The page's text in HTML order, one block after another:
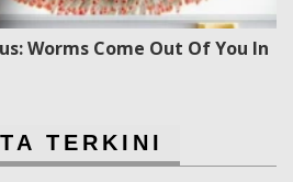
Worms Come Out Of You In
TERKINI